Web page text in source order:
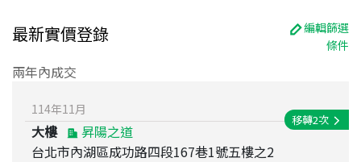
最新實價登錄
編輯篩選
條件
兩年內成交
114年11 月
大樓
昇陽之道
台北市內湖區成功路四段167巷1號五樓之2
移轉2次